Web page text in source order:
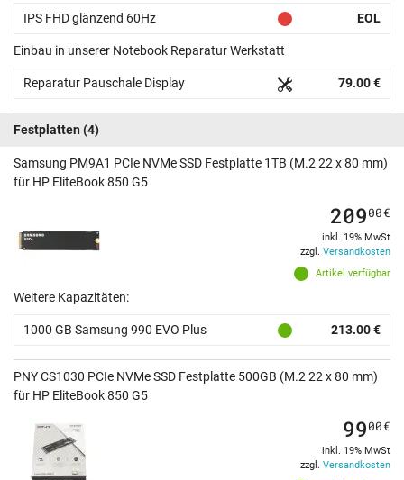
IPS FHD glänzend 60Hz EOL
Einbau in unserer Notebook Reparatur Werkstatt
Reparatur Pauschale Display 79.00 €
Festplatten (4)
Samsung PM9A1 PCIe NVMe SSD Festplatte 1TB (M.2 22 x 80 mm)
für HP EliteBook 850 G5
Artikel verfügbar
20900€
inkl. 19% MwSt
zzgl. Versandkosten
Weitere Kapazitäten:
1000 GB Samsung 990 EVO Plus 213.00 €
PNY CS1030 PCIe NVMe SSD Festplatte 500GB (M.2 22 x 80 mm)
für HP EliteBook 850 G5
9900€
inkl. 19% MwSt
zzgl. Versandkosten